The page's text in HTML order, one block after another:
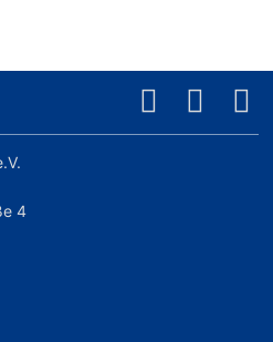
4